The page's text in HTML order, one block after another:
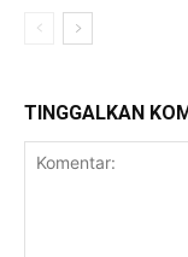
TINGGALKAN